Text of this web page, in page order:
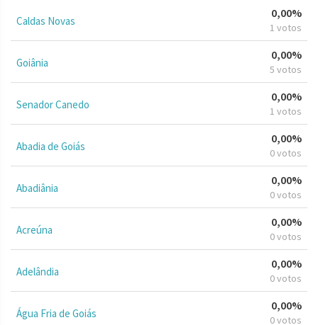
Caldas Novas
0,00%
1 votos
Goiânia
0,00%
5 votos
Senador Canedo
0,00%
1 votos
Abadia de Goiás
0,00%
0 votos
Abadiânia
0,00%
0 votos
Acreúna
0,00%
0 votos
Adelândia
0,00%
0 votos
Água Fria de Goiás
0,00%
0 votos